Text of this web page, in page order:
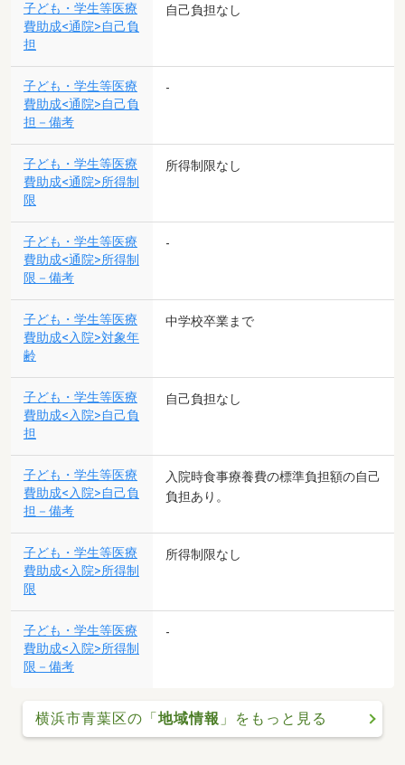
子ども・学生等医療
費助成<通院>自己負
担
自己負担なし
子ども・学生等医療
費助成<通院>自己負
担－備考
-
子ども・学生等医療
費助成<通院>所得制
限
所得制限なし
子ども・学生等医療
費助成<通院>所得制
限－備考
-
子ども・学生等医療
費助成<入院>対象年
齢
中学校卒業まで
子ども・学生等医療
費助成<入院>自己負
担
自己負担なし
子ども・学生等医療
費助成<入院>自己負
担－備考
入院時食事療養費の標準負担額の自己
負担あり。
子ども・学生等医療
費助成<入院>所得制
限
所得制限なし
子ども・学生等医療
費助成<入院>所得制
限－備考
-
横浜市青葉区の「地域情報 」をもっと見る